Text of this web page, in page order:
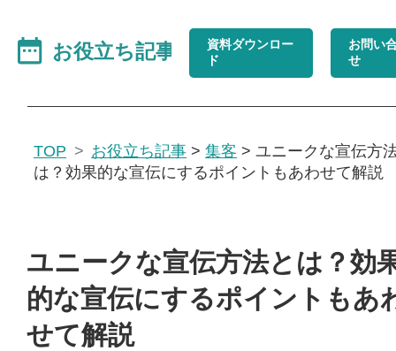
資料ダウンロー
ド
お問い
せ
TOP お役立ち記事 >集客 >ユニークな宣伝方
は？効果的な宣伝にするポイントもあわせて解説
ユニークな宣伝方法とは？効
的な宣伝にするポイントもあ
せて解説